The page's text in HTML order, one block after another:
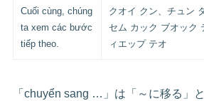
Cuối cùng, chúng
ta xem các bước
tiếp theo.
クオイ クン、チュン
セム カック ブオック
ィエップ テオ
「chuyển sang …」は「～に移る」